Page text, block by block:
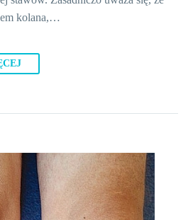
kolana,…